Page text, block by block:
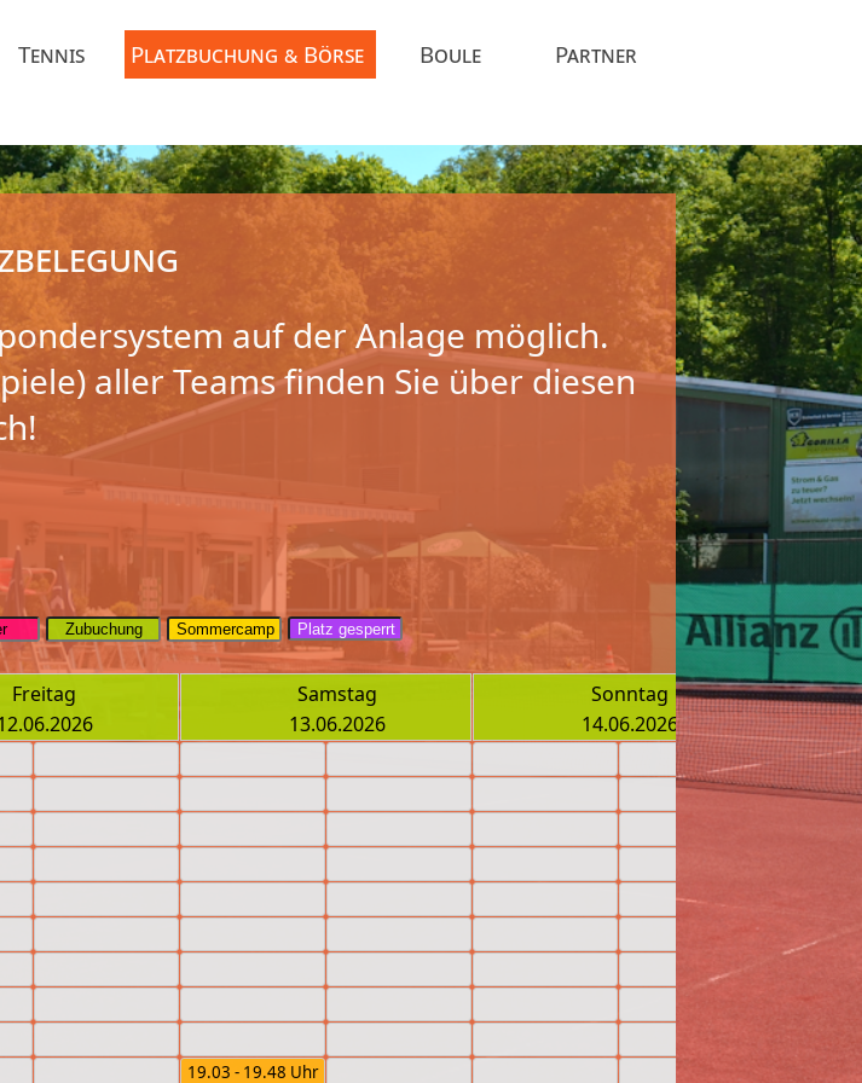
Tennis Platzbuchung & Börse Boule
Partner
auf der Anlage möglich.
aller Teams finden Sie über diesen
Freitag
Samstag
13.06.2026
Sonntag
14.06.2026
19.03 - 19.48 Uhr